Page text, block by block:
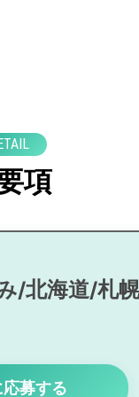
項
/北海道/札
募する